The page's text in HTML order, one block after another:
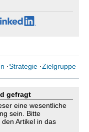
·Strategie ·Zielgruppe
gefragt
eine wesentliche
sein. Bitte
Artikel in das